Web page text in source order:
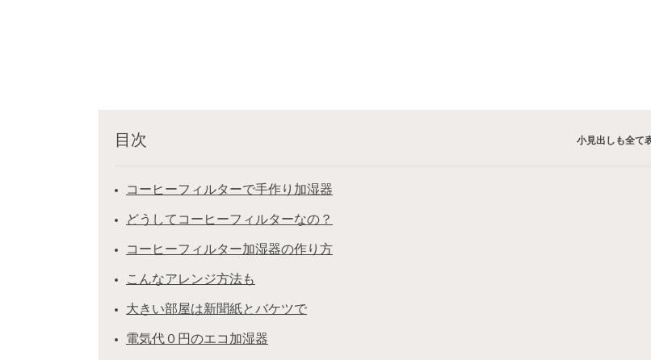
目次 小見出しも全て
コーヒーフィルターで手作り加湿器
どうしてコーヒーフィルターなの？
コーヒーフィルター加湿器の作り方
こんなアレンジ方法も
大きい部屋は新聞紙とバケツで
電気代０円のエコ加湿器